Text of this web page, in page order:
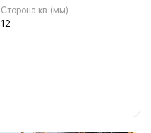
Сторона кв. (мм)
12